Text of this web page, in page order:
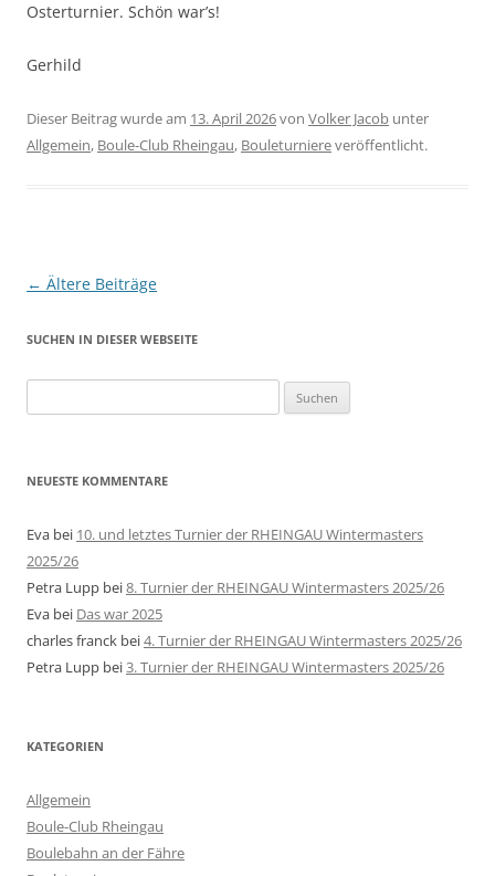
Osterturnier. Schön war’s!
Gerhild
Dieser Beitrag wurde am 13. April 2026von Volker Jacob unter
Allgemein, Boule-Club Rheingau, Bouleturniereveröffentlicht.
Beitragsnavigation
← Ältere Beiträge
SUCHEN IN DIESER WEBSEITE
nach:
NEUESTE KOMMENTARE
Eva bei 10. und letztes Turnier der RHEINGAU Wintermasters
2025/26
Petra Lupp bei8. Turnier der RHEINGAU Wintermasters 2025/26
Eva bei Das war 2025
charles franck bei4. Turnier der RHEINGAU Wintermasters 2025/26
Petra Lupp bei3. Turnier der RHEINGAU Wintermasters 2025/26
KATEGORIEN
Allgemein
Boule-Club Rheingau
Boulebahn an der Fähre